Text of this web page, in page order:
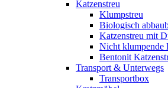
Katzenstreu
Klumpstreu
Biologisch
Katzenstreu mit
Nicht klumpende
Bentonit
Transport & Unterwegs
Transportbox